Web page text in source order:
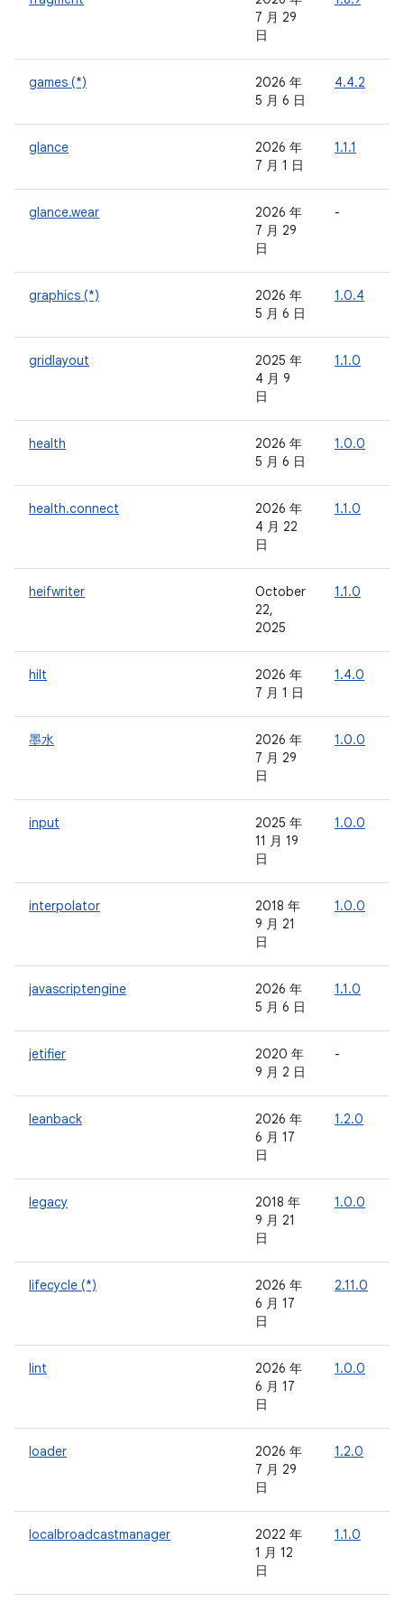
7 月 29
日
games (*)
2026 年
5 月 6 日
4.4.2
glance
2026 年
7 月 1 日
1.1.1
glance.wear
2026 年
7 月 29
日
-
graphics (*)
2026 年
5 月 6 日
1.0.4
gridlayout
2025 年
4 月 9
日
1.1.0
health
2026 年
5 月 6 日
1.0.0
health.connect
2026 年
4 月 22
日
1.1.0
heifwriter
October
22,
2025
1.1.0
hilt
2026 年
7 月 1 日
1.4.0
墨水
2026 年
7 月 29
日
1.0.0
input
2025 年
11 月 19
日
1.0.0
interpolator
2018 年
9 月 21
日
1.0.0
javascriptengine
2026 年
5 月 6 日
1.1.0
jetifier
2020 年
9 月 2 日
-
leanback
2026 年
6 月 17
日
1.2.0
legacy
2018 年
9 月 21
日
1.0.0
lifecycle (*)
2026 年
6 月 17
日
2.11.0
lint
2026 年
6 月 17
日
1.0.0
loader
2026 年
7 月 29
日
1.2.0
localbroadcastmanager
2022 年
1 月 12
日
1.1.0